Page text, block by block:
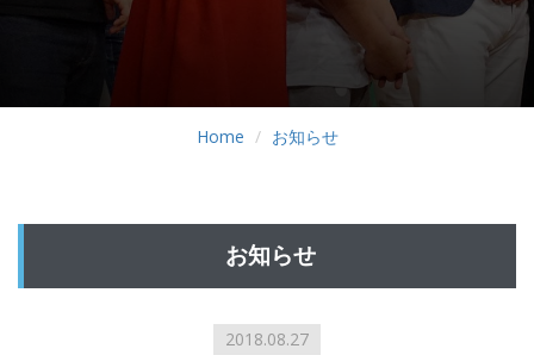
Home お知らせ
お知らせ
2018.08.27